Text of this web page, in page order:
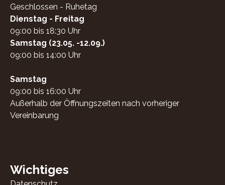
Geschlossen - Ruhetag
Dienstag - Freitag
09:00 bis 18:30 Uhr
Samstag (23.05. -12.09.)
09:00 bis 14:00 Uhr
Samstag
09:00 bis 16:00 Uhr
Außerhalb der Öffnungszeiten nach vorheriger
Vereinbarung
Wichtiges